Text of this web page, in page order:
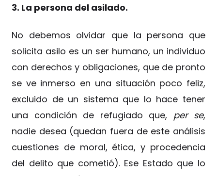
3. La persona del asilado.
No debemos olvidar que la persona que
solicita asilo es un ser humano, un individuo
con derechos y obligaciones, que de pronto
se ve inmerso en una situación poco feliz,
excluido de un sistema que lo hace tener
una condición de refugiado que, per se,
nadie desea (quedan fuera de este análisis
cuestiones de moral, ética, y procedencia
del delito que cometió). Ese Estado que lo